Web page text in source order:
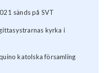
sänds på SVT
kyrka i
katolska församling